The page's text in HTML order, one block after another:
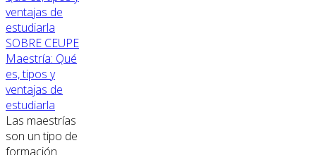
SOBRE CEUPE
Maestría: Qué
es, tipos y
ventajas de
estudiarla
Las maestrías
son un tipo de
formación